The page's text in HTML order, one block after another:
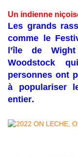
Un indienne
Les grands
comme le
l’île de
Woodstock
personnes ont
à populariser
entier.